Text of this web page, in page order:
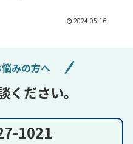
2024.05.16
みの方へ
ください。
1021